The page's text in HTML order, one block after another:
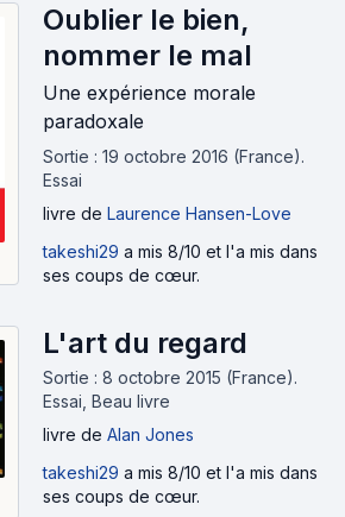
Oublier le bien,
nommer le mal
Une expérience morale
paradoxale
Sortie : 19 octobre 2016 (France).
Essai
livre de Laurence Hansen-Love
takeshi29 a mis 8/10 et l'a mis dans
ses coups de cœur.
L'art du regard
Sortie : 8 octobre 2015 (France).
Essai, Beau livre
livre de Alan Jones
takeshi29 a mis 8/10 et l'a mis dans
ses coups de cœur.